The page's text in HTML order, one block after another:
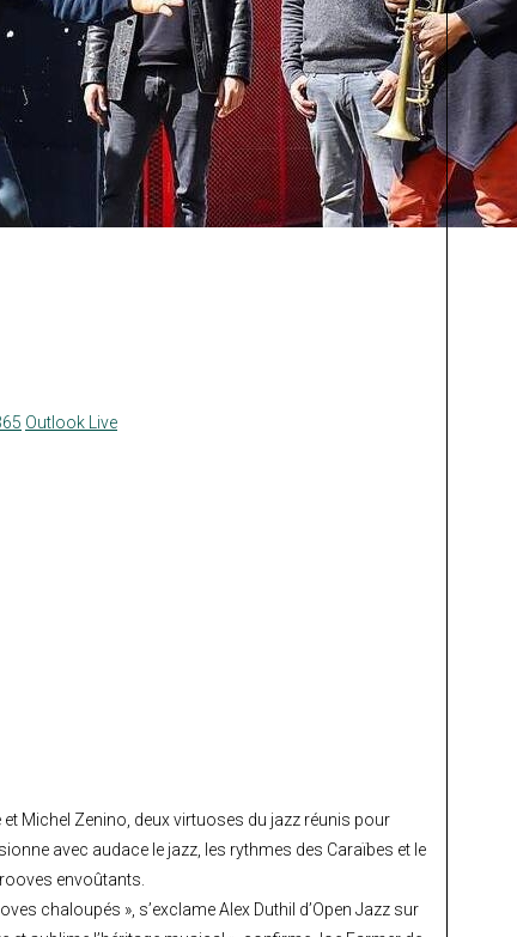
Outlook Live
Michel Zenino, deux virtuoses du jazz réunis pour
avec audace le jazz, les rythmes des Caraïbes et le
envoûtants.
chaloupés », s’exclame Alex Duthil d’Open Jazz sur